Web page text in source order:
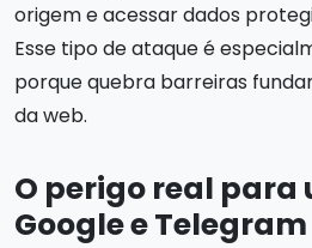
origem e acessar dados
Esse tipo de ataque é
porque quebra barreiras
da web.
O perigo real para
Google e Telegram